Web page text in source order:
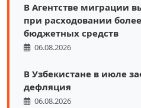
В Агентстве миграции
при расходовании
бюджетных средств
06.08.2026
В Узбекистане в июле
дефляция
06.08.2026